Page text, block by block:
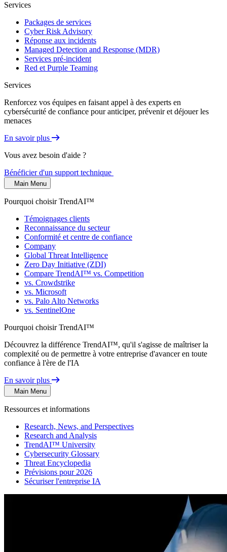
Services
Packages de services
Cyber Risk Advisory
Réponse aux incidents
Managed Detection and Response (MDR)
Services pré-incident
Red et Purple Teaming
Services
Renforcez vos équipes en faisant appel à des experts en
cybersécurité de confiance pour anticiper, prévenir et déjouer les
menaces
En savoir plus
Vous avez besoin d'aide ?
Bénéficier d'un support technique
Main Menu
Pourquoi choisir TrendAI™
Témoignages clients
Reconnaissance du secteur
Conformité et centre de confiance
Company
Global Threat Intelligence
Zero Day Initiative (ZDI)
Compare TrendAI™ vs. Competition
vs. Crowdstrike
vs. Microsoft
vs. Palo Alto Networks
vs. SentinelOne
Pourquoi choisir TrendAI™
Découvrez la différence TrendAI™, qu'il s'agisse de maîtriser la
complexité ou de permettre à votre entreprise d'avancer en toute
confiance à l'ère de l'IA
En savoir plus
Main Menu
Ressources et informations
Research, News, and Perspectives
Research and Analysis
TrendAI™ University
Cybersecurity Glossary
Threat Encyclopedia
Prévisions pour 2026
Sécuriser l'entreprise IA